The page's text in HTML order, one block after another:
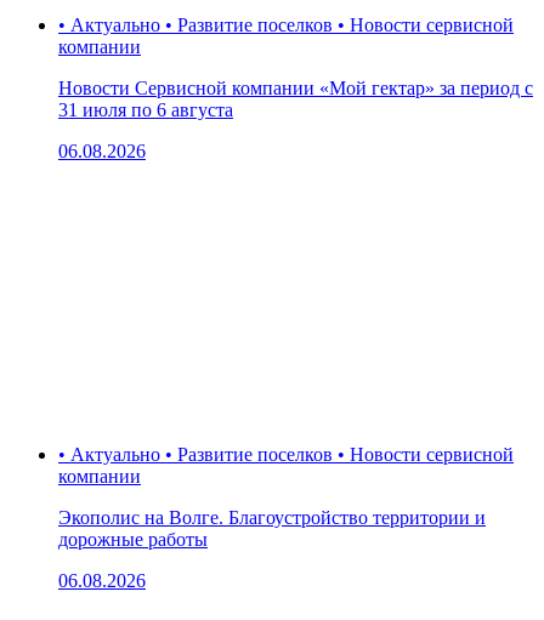
• Актуально • Развитие поселков • Новости сервисной
компании
Новости Сервисной компании «Мой гектар» за период с
31 июля по 6 августа
06.08.2026
• Актуально • Развитие поселков • Новости сервисной
компании
Экополис на Волге. Благоустройство территории и
дорожные работы
06.08.2026